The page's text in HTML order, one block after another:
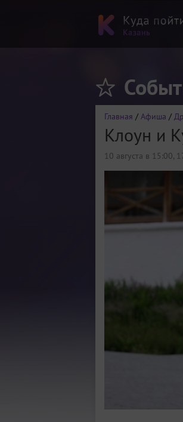
Главная / Афиша /
Клоун и
10 августа в 15:00,